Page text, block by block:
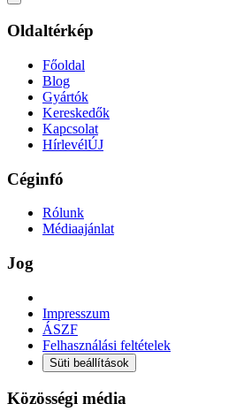
Oldaltérkép
Főoldal
Blog
Gyártók
Kereskedők
Kapcsolat
HírlevélÚJ
Céginfó
Rólunk
Médiaajánlat
Jog
Impresszum
ÁSZF
Felhasználási feltételek
Süti beállítások
Közösségi média